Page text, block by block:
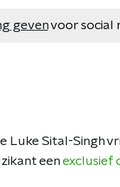
gevenvoor social
Luke Sital-Singh
een exclusief